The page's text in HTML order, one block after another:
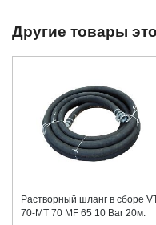
Другие товары
Растворный шланг в сборе
70-MT 70 MF 65 10 Bar 20м.